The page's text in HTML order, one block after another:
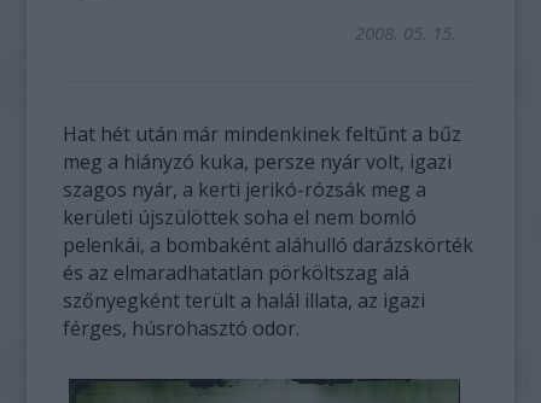
2008. 05. 15.
Hat hét után már mindenkinek feltűnt a bűz
meg a hiányzó kuka, persze nyár volt, igazi
szagos nyár, a kerti jerikó-rózsák meg a
kerületi újszülöttek soha el nem bomló
pelenkái, a bombaként aláhulló darázskörték
és az elmaradhatatlan pörköltszag alá
szőnyegként terült a halál illata, az igazi
férges, húsrohasztó odor.